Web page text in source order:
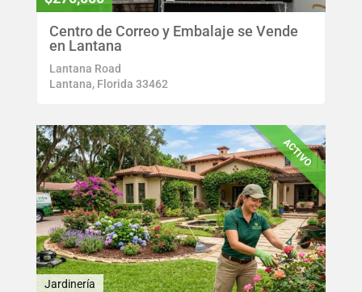
Centro de Correo y Embalaje se Vende
en Lantana
Lantana Road
Lantana, Florida 33462
ACTIVO
Jardinería